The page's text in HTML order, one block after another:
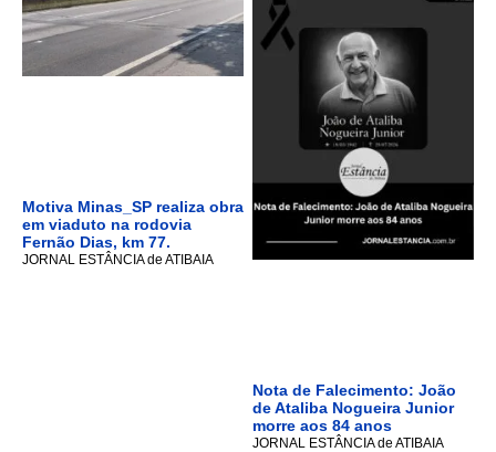
Motiva Minas_SP realiza obra
em viaduto na rodovia
Fernão Dias, km 77.
JORNAL ESTÂNCIA de ATIBAIA
Nota de Falecimento: João
de Ataliba Nogueira Junior
morre aos 84 anos
JORNAL ESTÂNCIA de ATIBAIA